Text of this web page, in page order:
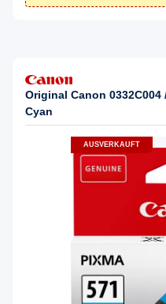
Original Canon
Cyan
AUSVERKAUFT